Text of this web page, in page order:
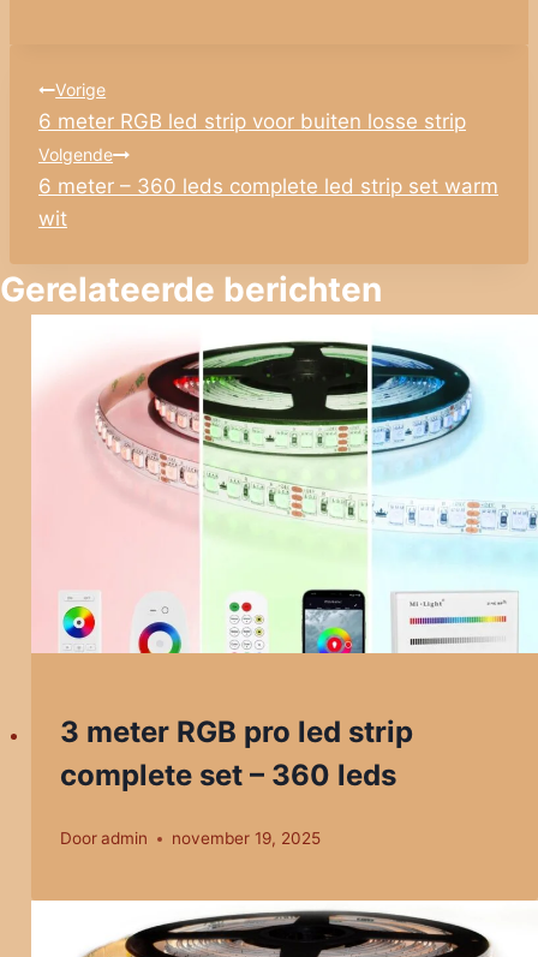
Bericht
navigatie
Vorige
6 meter RGB led strip voor buiten losse strip
Volgende
6 meter – 360 leds complete led strip set warm
wit
Gerelateerde berichten
3 meter RGB pro led strip
complete set – 360 leds
Door admin november 19, 2025